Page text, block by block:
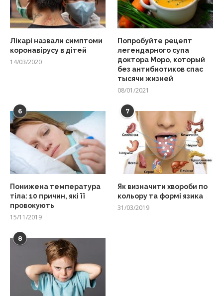
Лікарі назвали симптоми
коронавірусу в дітей
14/03/2020
Попробуйте рецепт
легендарного супа
доктора Моро, который
без антибиотиков спас
тысячи жизней
08/01/2021
6
Понижена температура
тіла: 10 причин, які її
провокують
15/11/2019
7
Як визначити хвороби по
кольору та формі язика
31/03/2019
8